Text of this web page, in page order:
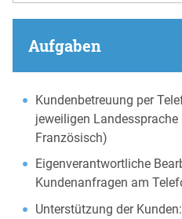
Aufgaben
Kundenbetreuung per
jeweiligen
Französisch)
Eigenverantwortliche
Kundenanfragen am
Unterstützung der